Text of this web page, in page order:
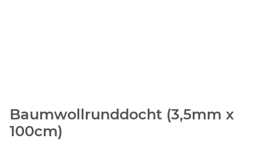
Baumwollrunddocht (3,5mm x
100cm)